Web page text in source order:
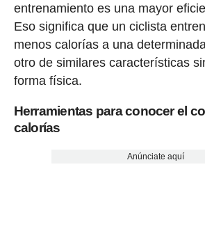
entrenamiento es una mayor
Eso significa que un ciclista
menos calorías a una
otro de similares características
forma física.
Herramientas para conocer el
calorías
Anúnciate aquí